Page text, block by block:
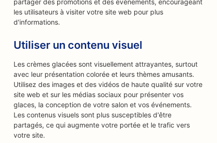
partager des promotions et des événements, encourageant
les utilisateurs à visiter votre site web pour plus
d'informations.
Utiliser un contenu visuel
Les crèmes glacées sont visuellement attrayantes, surtout
avec leur présentation colorée et leurs thèmes amusants.
Utilisez des images et des vidéos de haute qualité sur votre
site web et sur les médias sociaux pour présenter vos
glaces, la conception de votre salon et vos événements.
Les contenus visuels sont plus susceptibles d'être
partagés, ce qui augmente votre portée et le trafic vers
votre site.